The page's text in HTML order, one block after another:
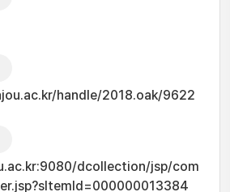
handle/2018.oak/9622
dcollection/jsp/com